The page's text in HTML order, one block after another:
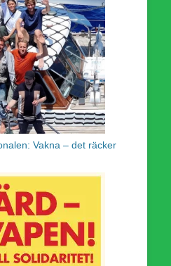
Vakna – det räcker